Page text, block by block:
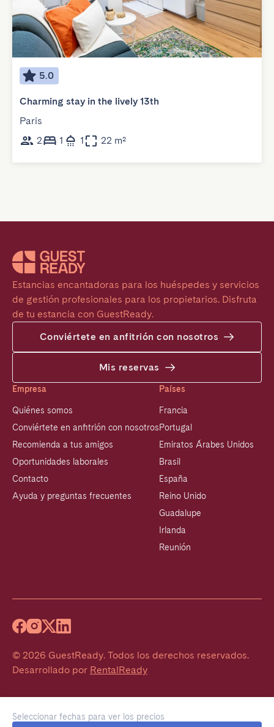
Seleccionar fechas para ver los precios
5.0
Charming stay in the lively 13th
Paris
2
1 1 22 m²
Estancias encantadoras para los huéspedes y servicios
de gestión profesionales para los propietarios. Disfruta
de tu estancia con GuestReady.
Conviértete en anfitrión con nosotros
Mis reservas
Empresa
Quiénes somos
Conviértete en anfitrión con nosotros
Recomienda a tus amigos
Oportunidades laborales
Contacto
Ayuda y preguntas frecuentes
Países
Francia
Portugal
Emiratos Árabes Unidos
Brasil
España
Reino Unido
Guadalupe
Irlanda
Reunión
© 2026 GuestReady. Todos los derechos reservados.
Desarrollado por RentalReady